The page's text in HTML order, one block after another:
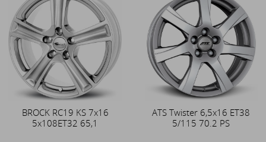
BROCK RC19 KS 7x16
5x108ET32 65,1
ATS Twister 6,5x16 ET38
5/115 70.2 PS